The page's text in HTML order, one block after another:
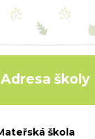
Adresa školy
škola